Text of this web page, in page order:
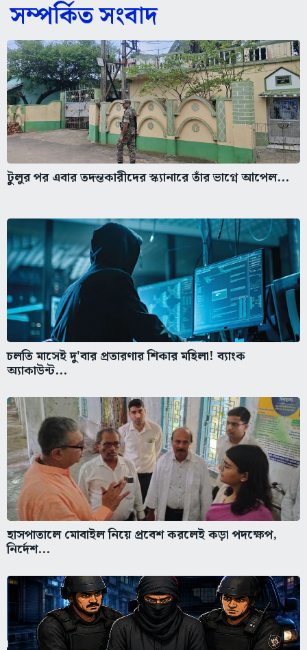
সম্পর্কিত সংবাদ
টুলুর পর এবার তদন্তকারীদের স্ক্যানারে তাঁর ভাগ্নে আপেল...
চলতি মাসেই দু'বার প্রতারণার শিকার মহিলা! ব্যাংক
অ্যাকাউন্ট...
হাসপাতালে মোবাইল নিয়ে প্রবেশ করলেই কড়া পদক্ষেপ,
নির্দেশ...